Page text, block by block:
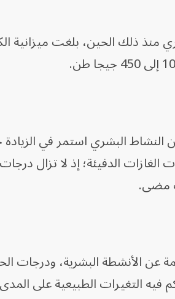
منذ ذلك الحين، بلغت ميزانية
البشري استمر في الزيادة
الدفيئة؛ إذ لا تزال
مضى.
عن الأنشطة البشرية، ودرجات
فيه التغيرات الطبيعية على